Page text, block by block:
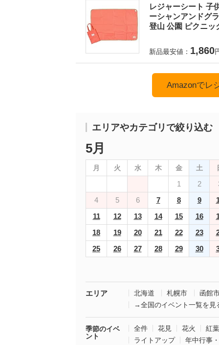
レジャーシート 子
ーシャンアンドグ
登山 公園 ピクニッ
新品最安値： 1,860
Amazonでレ
エリアやカテゴリで絞り込む
5月
月 火 水 木 金 土
1 2
4
5 6 7 8 9
11
12 13 14 15 16
18
19 20 21 22 23
25
26 27 28 29 30
エリア 北海道 札幌市
函館
→全国のイベント一覧を見
季節のイベ
ント
全件 花見 花火
紅葉
ライトアップ
年中行事